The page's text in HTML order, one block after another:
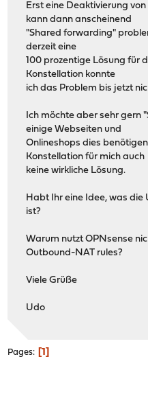
Erst eine Deaktivierung
kann dann anscheinend
"Shared forwarding"
derzeit eine
100 prozentige Lösung für
Konstellation konnte
ich das Problem bis jetzt
Ich möchte aber sehr gern
einige Webseiten und
Onlineshops dies
Konstellation für mich auch
keine wirkliche Lösung.
Habt Ihr eine Idee, was
ist?
Warum nutzt OPNsense
Outbound-NAT rules?
Viele Grüße
Udo
Pages 1